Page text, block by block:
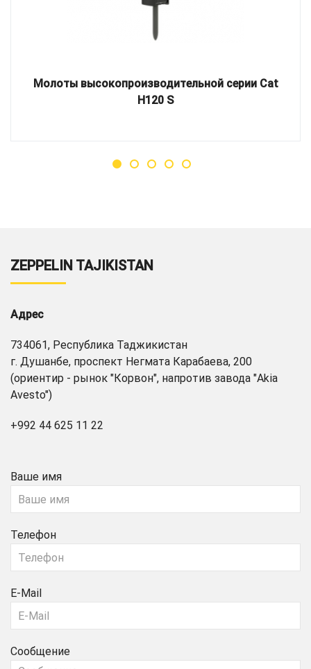
Молоты высокопроизводительной серии Cat
H120 S
ZEPPELIN TAJIKISTAN
Адрес
734061, Республика Таджикистан
г. Душанбе, проспект Негмата Карабаева, 200
(ориентир - рынок "Корвон", напротив завода "Akia
Avesto")
+992 44 625 11 22
Ваше имя
Телефон
E-Mail
Сообщение